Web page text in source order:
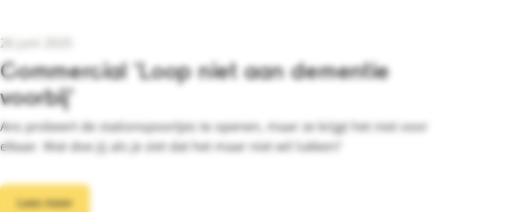
26 juni 2025
Commercial 'Loop niet aan dementie
voorbij'
Ans probeert de stationspoortjes te openen, maar ze krijgt het niet voor
elkaar. Wat doe jij als je ziet dat het maar niet wil lukken?
Lees meer